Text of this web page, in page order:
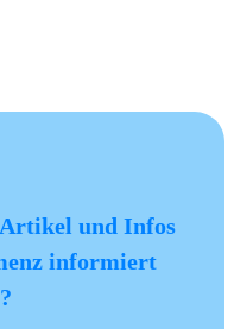
und Infos
informiert